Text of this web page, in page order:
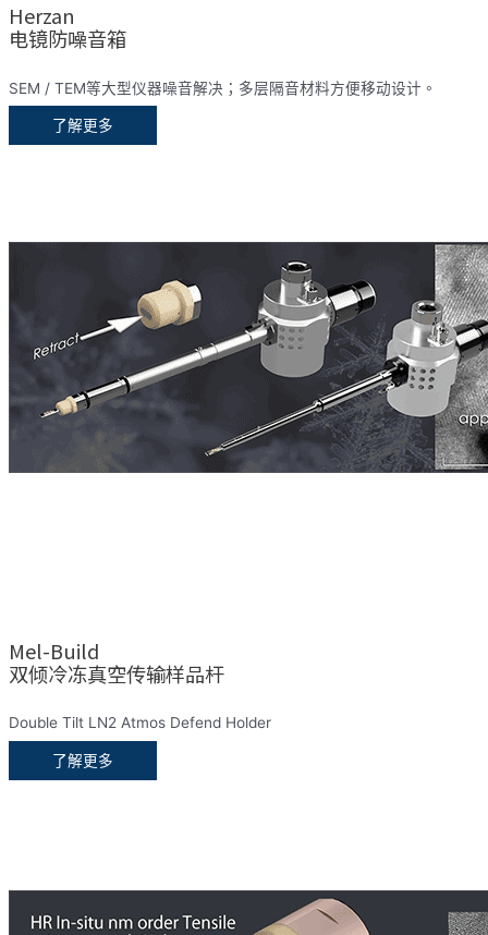
Herzan
电镜防噪音箱
SEM / TEM等大型仪器噪音解决；多层隔音材料方便移动设计。
了解更多
Mel-Build
双倾冷冻真空传输样品杆
Double Tilt LN2 Atmos Defend Holder
了解更多